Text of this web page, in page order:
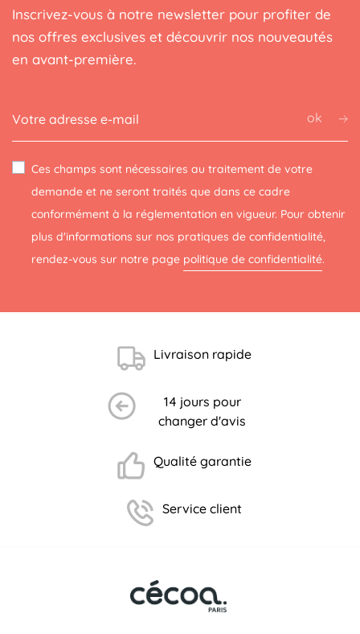
Inscrivez-vous à notre newsletter pour profiter de
nos offres exclusives et découvrir nos nouveautés
en avant-première.
ok
Ces champs sont nécessaires au traitement de votre
demande et ne seront traités que dans ce cadre
conformément à la réglementation en vigueur. Pour obtenir
plus d'informations sur nos pratiques de confidentialité,
rendez-vous sur notre page politique de confidentialité.
Livraison rapide
14 jours pour
changer d'avis
Qualité garantie
Service client